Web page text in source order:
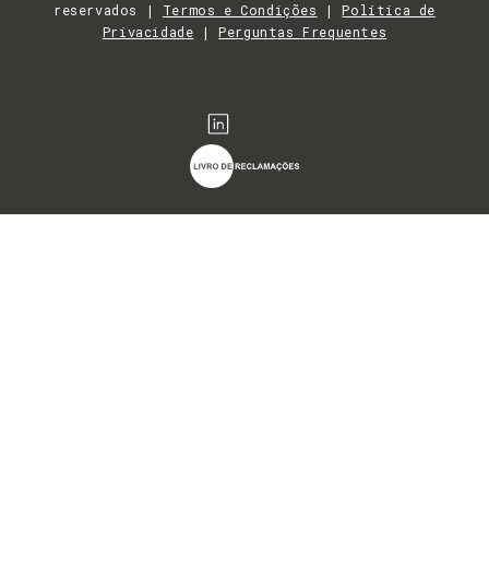
reservados | Termos e Condições |Política de
Privacidade |Perguntas Frequentes